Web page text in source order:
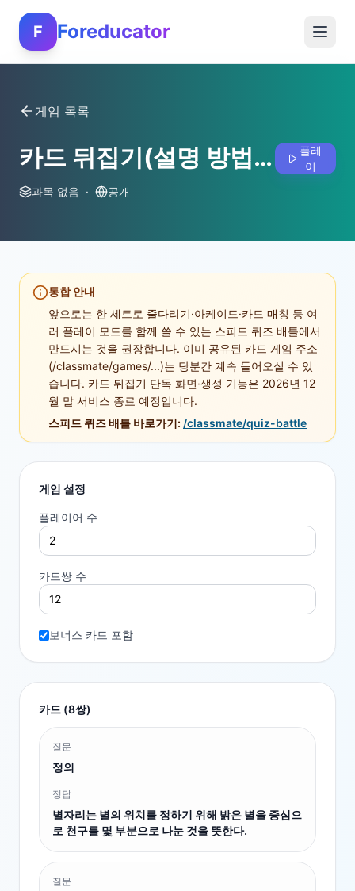
F Foreducator
게임 목록
카드 뒤집기(설명 방법 예문)
과목 없음 · 공개
플레
이
통합 안내
앞으로는 한 세트로 줄다리기·아케이드·카드 매칭 등 여
러 플레이 모드를 함께 쓸 수 있는 스피드 퀴즈 배틀에서
만드시는 것을 권장합니다. 이미 공유된 카드 게임 주소
(/classmate/games/...)는 당분간 계속 들어오실 수 있
습니다. 카드 뒤집기 단독 화면·생성 기능은 2026년 12
월 말 서비스 종료 예정입니다.
스피드 퀴즈 배틀 바로가기: /classmate/quiz-battle
게임 설정
플레이어 수
카드쌍 수
보너스 카드 포함
카드 (8쌍)
질문
정의
정답
별자리는 별의 위치를 정하기 위해 밝은 별을 중심으
로 천구를 몇 부분으로 나눈 것을 뜻한다.
질문